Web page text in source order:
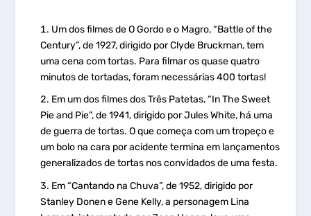
Um dos filmes de O Gordo e o Magro, “Battle of the
Century”, de 1927, dirigido por Clyde Bruckman, tem
uma cena com tortas. Para filmar os quase quatro
minutos de tortadas, foram necessárias 400 tortas!
Em um dos filmes dos Três Patetas, “In The Sweet
Pie and Pie”, de 1941, dirigido por Jules White, há uma
de guerra de tortas. O que começa com um tropeço e
um bolo na cara por acidente termina em lançamentos
generalizados de tortas nos convidados de uma festa.
Em “Cantando na Chuva”, de 1952, dirigido por
Stanley Donen e Gene Kelly, a personagem Lina